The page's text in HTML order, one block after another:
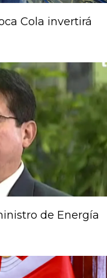
Cola invertirá
de Energía